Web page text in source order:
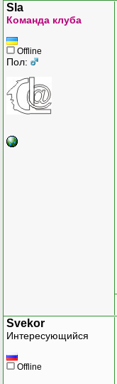
Sla
Команда клуба
Offline
Пол:
Svekor
Интересующийся
Offline